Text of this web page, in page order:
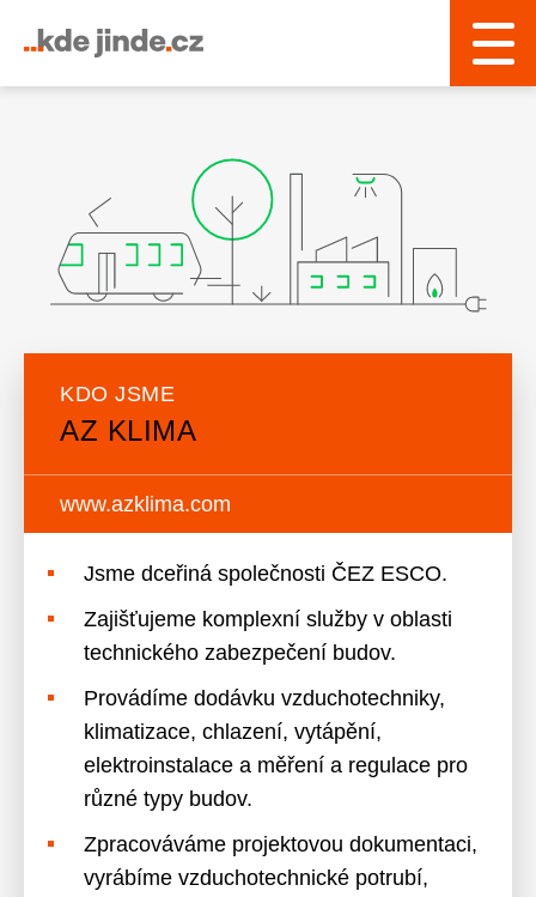
KDO JSME
AZ KLIMA
www.azklima.com
Jsme dceřiná společnosti ČEZ ESCO.
Zajišťujeme komplexní služby v oblasti
technického zabezpečení budov.
Provádíme dodávku vzduchotechniky,
klimatizace, chlazení, vytápění,
elektroinstalace a měření a regulace pro
různé typy budov.
Zpracováváme projektovou dokumentaci,
vyrábíme vzduchotechnické potrubí,